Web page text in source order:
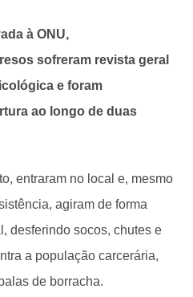
à ONU,
sofreram revista geral
e foram
ao longo de duas
entraram no local e, mesmo
agiram de forma
desferindo socos, chutes e
a população carcerária,
de borracha.